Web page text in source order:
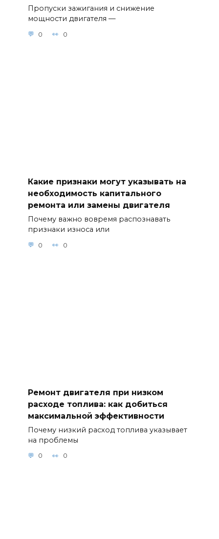
Пропуски зажигания и снижение
мощности двигателя —
0 0
Какие признаки могут указывать на
необходимость капитального
ремонта или замены двигателя
Почему важно вовремя распознавать
признаки износа или
0 0
Ремонт двигателя при низком
расходе топлива: как добиться
максимальной эффективности
Почему низкий расход топлива указывает
на проблемы
0 0